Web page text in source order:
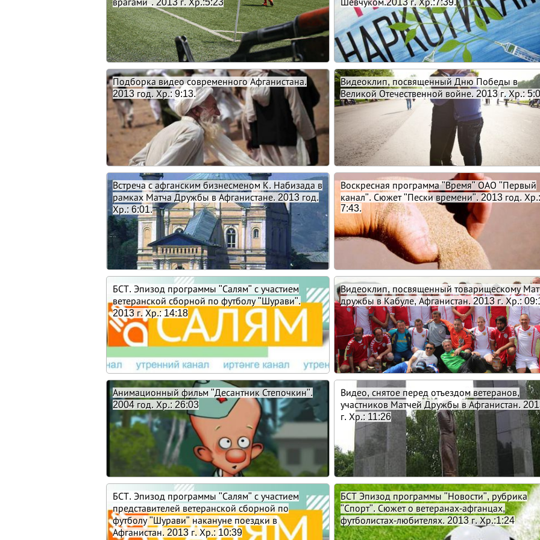
Подборка видео современного Афганистана.
2013 год. Хр.: 9:13.
Видеоклип, посвященный Дню Победы в
Великой Отечественной войне. 2013 г. Хр.:
Встреча с афганским бизнесменом К. Набизада в
рамках Матча Дружбы в Афганистане. 2013 год.
Хр.: 6:01.
Воскресная программа "Время" ОАО "Первый
канал". Сюжет "Пески времени". 2013 год.
7:43.
БСТ. Эпизод программы "Салям" с участием
ветеранской сборной по футболу "Шурави".
2013 г. Хр.: 14:18
Видеоклип, посвященный товарищескому
дружбы в Кабуле, Афганистан. 2013 г. Хр.:
Анимационный фильм "Десантник Степочкин".
2004 год. Хр.: 26:03
Видео, снятое перед отъездом ветеранов,
участников Матчей Дружбы в Афганистан.
г. Хр.: 11:26
БСТ. Эпизод программы "Салям" с участием
представителей ветеранской сборной по
футболу "Шурави" накануне поездки в
Афганистан. 2013 г. Хр.: 10:39
БСТ Эпизод программы "Новости", рубрика
"Спорт". Сюжет о ветеранах-афганцах,
футболистах-любителях. 2013 г. Хр.:1:24